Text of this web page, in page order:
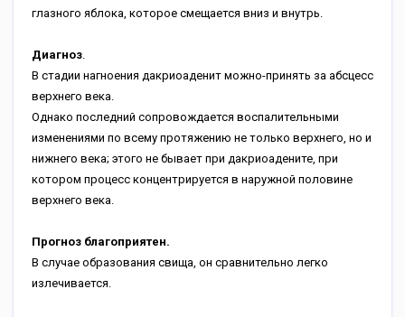
глазного яблока, которое смещается вниз и внутрь.
Диагноз.
В стадии нагноения дакриоаденит можно-принять за абсцесс
верхнего века.
Однако последний сопровождается воспалительными
изменениями по всему протяжению не только верхнего, но и
нижнего века; этого не бывает при дакриоадените, при
котором процесс концентрируется в наружной половине
верхнего века.
Прогноз благоприятен.
В случае образования свища, он сравнительно легко
излечивается.